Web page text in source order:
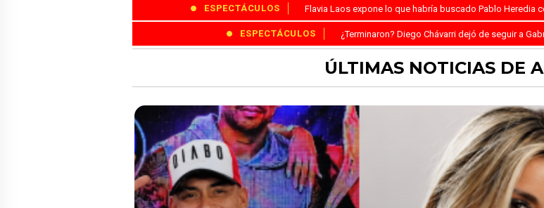
ESPECTÁCULOS Flavia Laos expone lo que habría buscado Pablo Heredia
ESPECTÁCULOS ¿Terminaron? Diego Chávarri dejó de seguir a
ÚLTIMAS NOTICIAS DE